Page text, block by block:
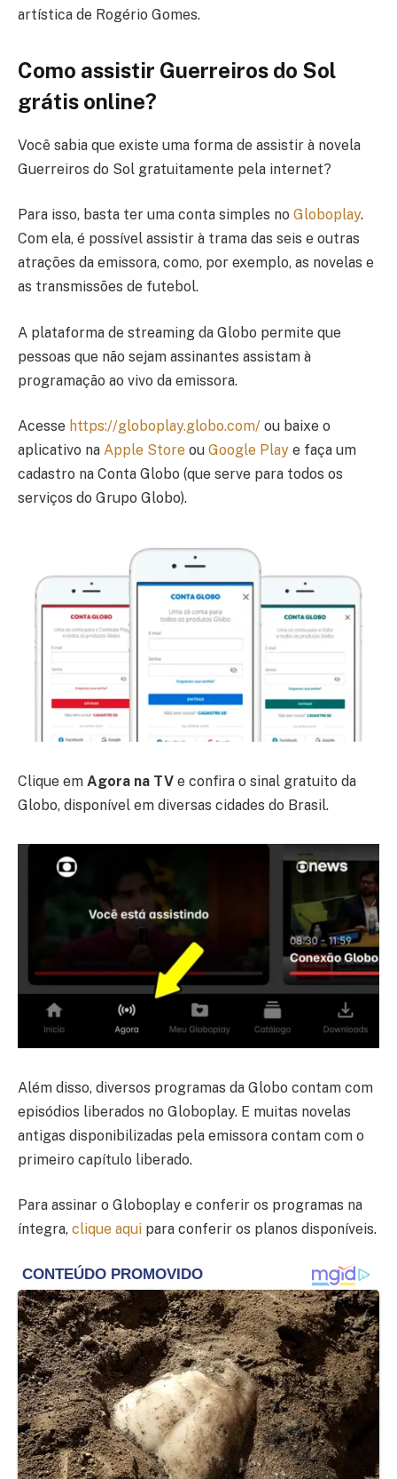
artística de Rogério Gomes.
Como assistir Guerreiros do Sol
grátis online?
Você sabia que existe uma forma de assistir à novela
Guerreiros do Sol gratuitamente pela internet?
Para isso, basta ter uma conta simples no Globoplay.
Com ela, é possível assistir à trama das seis e outras
atrações da emissora, como, por exemplo, as novelas e
as transmissões de futebol.
A plataforma de streaming da Globo permite que
pessoas que não sejam assinantes assistam à
programação ao vivo da emissora.
Acesse https://globoplay.globo.com/ ou baixe o
aplicativo na Apple Store ou Google Play e faça um
cadastro na Conta Globo (que serve para todos os
serviços do Grupo Globo).
Clique em Agora na TV e confira o sinal gratuito da
Globo, disponível em diversas cidades do Brasil.
Além disso, diversos programas da Globo contam com
episódios liberados no Globoplay. E muitas novelas
antigas disponibilizadas pela emissora contam com o
primeiro capítulo liberado.
Para assinar o Globoplay e conferir os programas na
íntegra, clique aqui para conferir os planos disponíveis.